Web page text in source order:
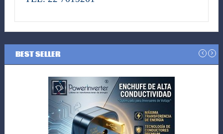
BEST SELLER